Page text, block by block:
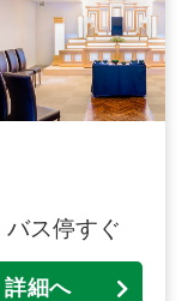
ス停すぐ
詳細へ